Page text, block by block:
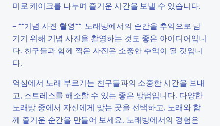
미로 케이크를 나누며 즐거운 시간을 보낼 수 있습니다.
– **기념 사진 촬영**: 노래방에서의 순간을 추억으로 남
기기 위해 기념 사진을 촬영하는 것도 좋은 아이디어입니
다. 친구들과 함께 찍은 사진은 소중한 추억이 될 것입니
다.
역삼에서 노래 부르기는 친구들과의 소중한 시간을 보내
고, 스트레스를 해소할 수 있는 좋은 방법입니다. 다양한
노래방 중에서 자신에게 맞는 곳을 선택하고, 노래와 함
께 즐거운 순간을 만들어 보세요. 노래방에서의 경험은